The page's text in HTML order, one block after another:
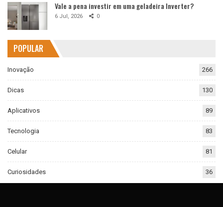
Vale a pena investir em uma geladeira Inverter?
6 Jul, 2026 0
POPULAR
Inovação 266
Dicas 130
Aplicativos 89
Tecnologia 83
Celular 81
Curiosidades 36